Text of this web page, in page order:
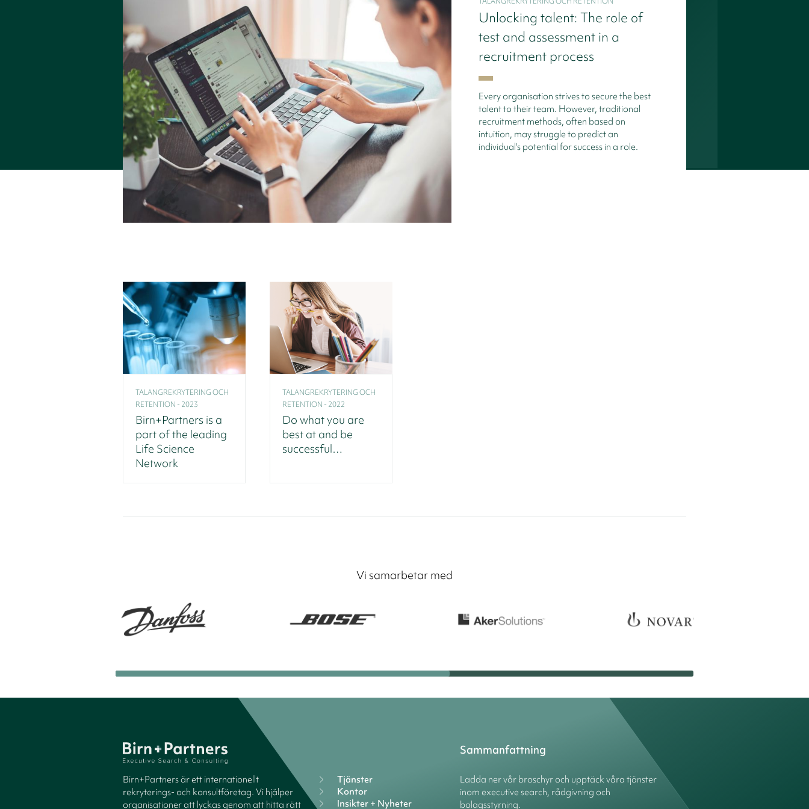
Unlocking talent: The role of
test and assessment in a
recruitment process
Every organisation strives to secure the best
talent to their team. However, traditional
recruitment methods, often based on
intuition, may struggle to predict an
individual's potential for success in a role.
TALANGREKRYTERING OCH
RETENTION - 2023
Birn+Partners is a
part of the leading
Life Science
Network
TALANGREKRYTERING OCH
RETENTION - 2022
Do what you are
best at and be
successful…
Vi samarbetar med
Birn+Partners är ett internationellt
rekryterings- och konsultföretag. Vi hjälper
organisationer att lyckas genom att hitta rätt
Tjänster
Kontor
Insikter + Nyheter
Sammanfattning
Ladda ner vår broschyr och upptäck våra tjänster
inom executive search, rådgivning och
bolagsstyrning.